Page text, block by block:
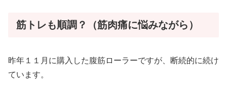
筋トレも順調？（筋肉痛に悩みながら）
昨年１１月に購入した腹筋ローラーですが、断続的に続け
ています。